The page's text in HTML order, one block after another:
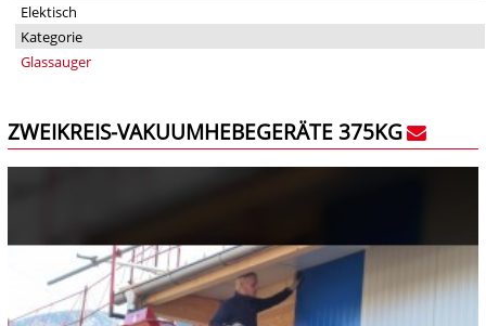
Elektisch
Kategorie
Glassauger
ZWEIKREIS-VAKUUMHEBEGERÄTE 375KG